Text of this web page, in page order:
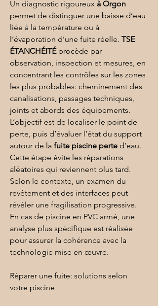
Un diagnostic rigoureux à Orgon
permet de distinguer une baisse d’eau
liée à la température ou à
l’évaporation d’une fuite réelle. TSE
ÉTANCHÉITÉ procède par
observation, inspection et mesures, en
concentrant les contrôles sur les zones
les plus probables: cheminement des
canalisations, passages techniques,
joints et abords des équipements.
L’objectif est de localiser le point de
perte, puis d’évaluer l’état du support
autour de la fuite piscine perte d’eau.
Cette étape évite les réparations
aléatoires qui reviennent plus tard.
Selon le contexte, un examen du
revêtement et des interfaces peut
révéler une fragilisation progressive.
En cas de piscine en PVC armé, une
analyse plus spécifique est réalisée
pour assurer la cohérence avec la
technologie mise en œuvre.
Réparer une fuite: solutions selon
votre piscine